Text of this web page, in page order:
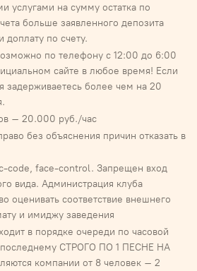
услугами на сумму остатка по
больше заявленного депозита
доплату по счету.
по телефону с 12:00 до 6:00
сайте в любое время! Если
задерживаетесь более чем на 20
– 20.000 руб./час
без объяснения причин отказать в
code, face-control. Запрещен вход
вида. Администрация клуба
оценивать соответствие внешнего
и имиджу заведения
в порядке очереди по часовой
последнему СТРОГО ПО 1 ПЕСНЕ НА
компании от 8 человек – 2